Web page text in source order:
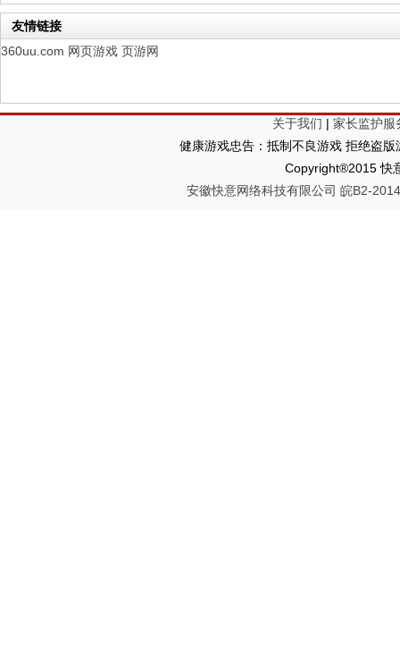
友情链接
360uu.com 网页游戏 页游网
关于我们 | 家长监护服
健康游戏忠告：抵制不良游戏 拒绝盗
Copyright®2015 快
安徽快意网络科技有限公司 皖B2-